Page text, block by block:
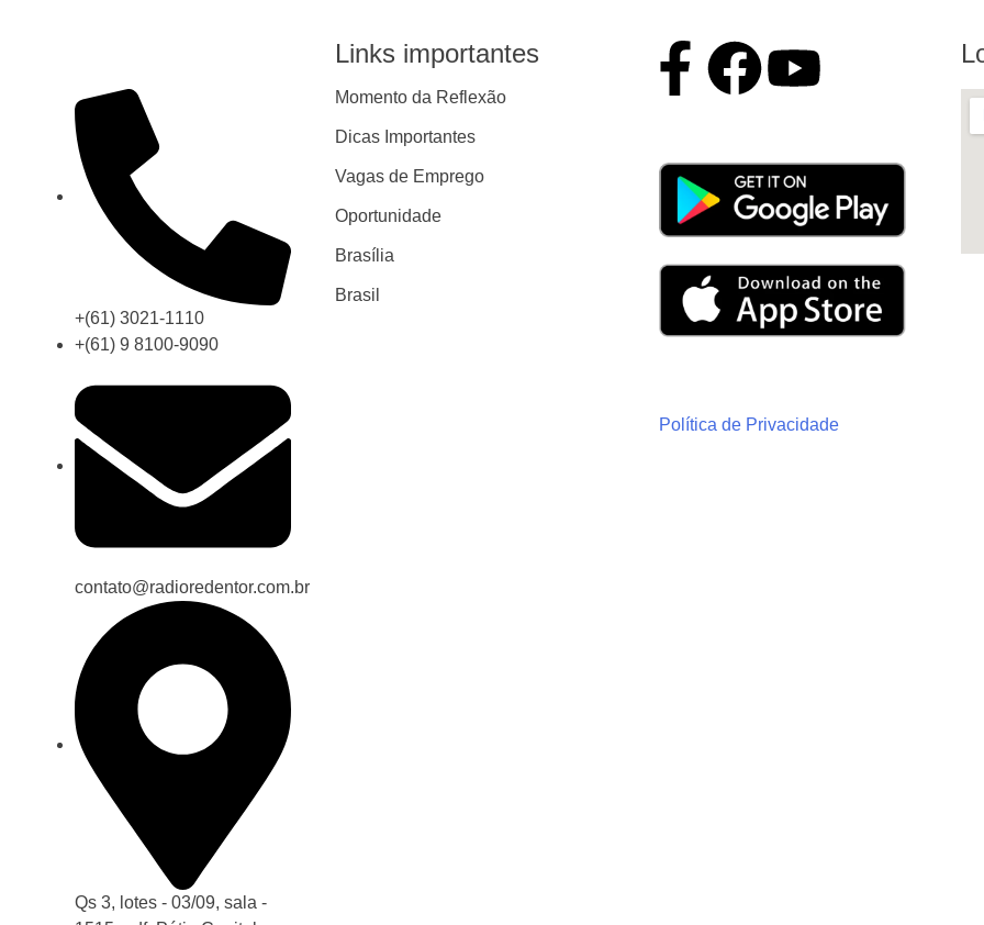
+(61) 3021-1110
+(61) 9 8100-9090
contato@radioredentor.com.br
Qs 3, lotes - 03/09, sala -
Links importantes
Momento da Reflexão
Dicas Importantes
Vagas de Emprego
Oportunidade
Brasília
Brasil
Política de Privacidade